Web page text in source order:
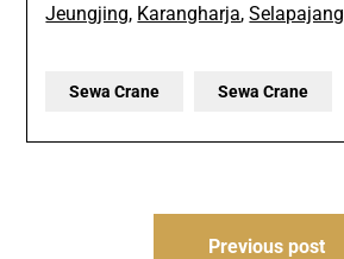
Jeungjing, Karangharja,Selapajang
Sewa Crane Sewa Crane
Previous post